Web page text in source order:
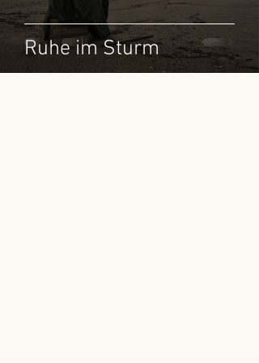
Ruhe im Sturm